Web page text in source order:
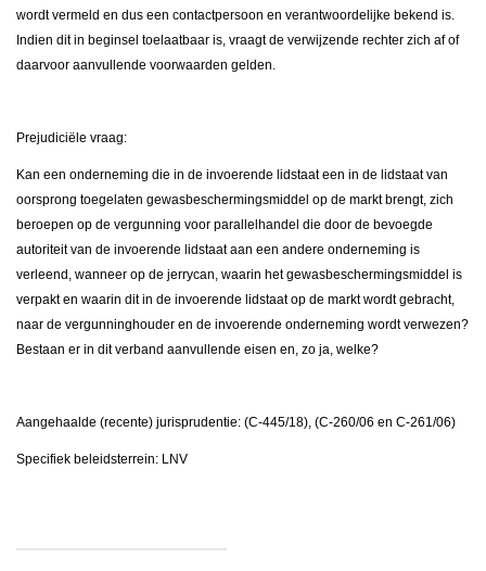
wordt vermeld en dus een contactpersoon en verantwoordelijke bekend is.
Indien dit in beginsel toelaatbaar is, vraagt de verwijzende rechter zich af of
daarvoor aanvullende voorwaarden gelden.
Prejudiciële vraag:
Kan een onderneming die in de invoerende lidstaat een in de lidstaat van
oorsprong toegelaten gewasbeschermingsmiddel op de markt brengt, zich
beroepen op de vergunning voor parallelhandel die door de bevoegde
autoriteit van de invoerende lidstaat aan een andere onderneming is
verleend, wanneer op de jerrycan, waarin het gewasbeschermingsmiddel is
verpakt en waarin dit in de invoerende lidstaat op de markt wordt gebracht,
naar de vergunninghouder en de invoerende onderneming wordt verwezen?
Bestaan er in dit verband aanvullende eisen en, zo ja, welke?
Aangehaalde (recente) jurisprudentie: (C-445/18), (C-260/06 en C-261/06)
Specifiek beleidsterrein: LNV